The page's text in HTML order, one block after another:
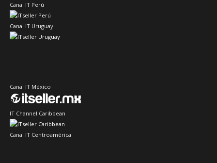
Canal IT Perú
Canal IT Uruguay
Canal IT México
IT Channel Caribbean
Canal IT Centroamérica